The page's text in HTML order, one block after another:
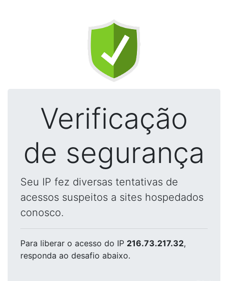
Verificação
de segurança
Seu IP fez diversas tentativas de
acessos suspeitos a sites hospedados
conosco.
Para liberar o acesso do IP 216.73.217.32,
responda ao desafio abaixo.